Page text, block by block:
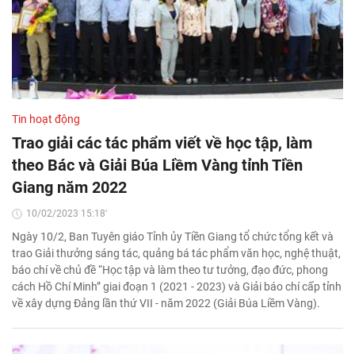
Tin hoạt động
Trao giải các tác phẩm viết về học tập, làm
theo Bác và Giải Búa Liềm Vàng tỉnh Tiền
Giang năm 2022
10/02/2023 15:18'
Ngày 10/2, Ban Tuyên giáo Tỉnh ủy Tiền Giang tổ chức tổng kết và
trao Giải thưởng sáng tác, quảng bá tác phẩm văn học, nghệ thuật,
báo chí về chủ đề “Học tập và làm theo tư tưởng, đạo đức, phong
cách Hồ Chí Minh” giai đoạn 1 (2021 - 2023) và Giải báo chí cấp tỉnh
về xây dựng Đảng lần thứ VII - năm 2022 (Giải Búa Liềm Vàng).